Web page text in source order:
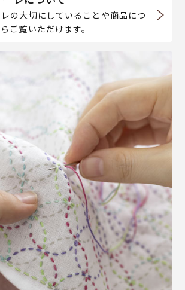
の大切にしていることや商品につ
ご覧いただけます。